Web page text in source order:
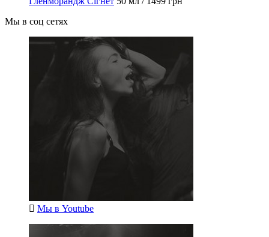
Мы в соц сетях
Мы в Youtube